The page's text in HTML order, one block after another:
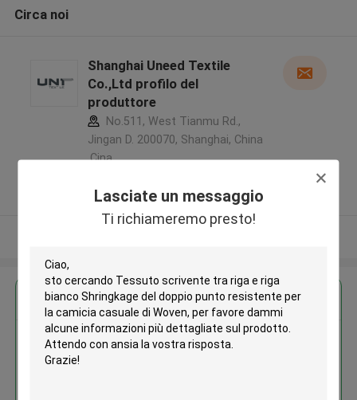
Lasciate un messaggio
Ti richiameremo presto!
Circa noi
Shanghai Uneed Textile
Co.,Ltd profilo del
produttore
No.511, West Tianmu Rd.,
Jingan D. 200070, Shanghai, China
,Cina
Fornitore verificato
Ottieni il miglior prezzo per
Tessuto scrivente tra riga e riga